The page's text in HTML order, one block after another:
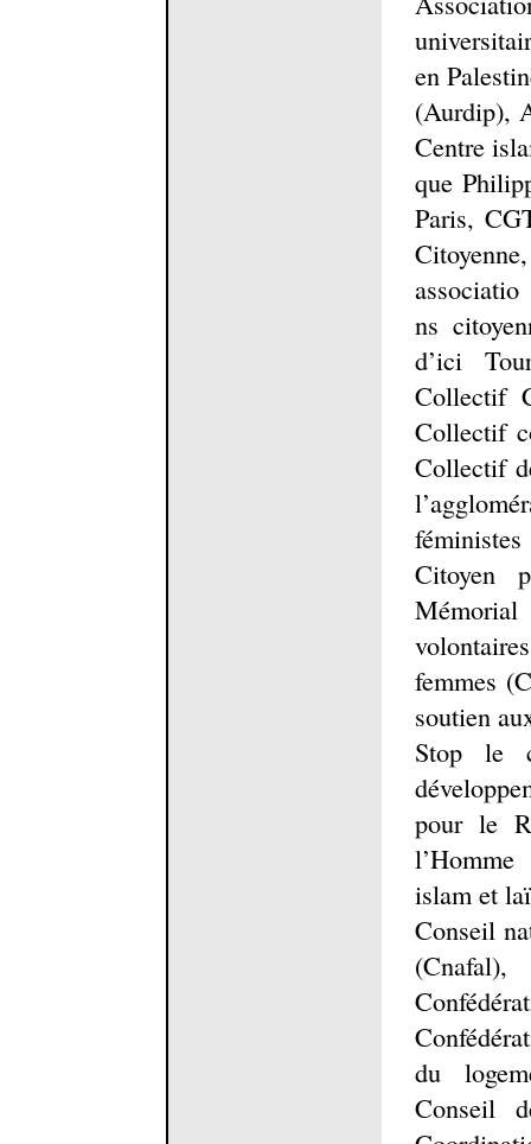
en
(Aurdip),
Centre
que
Paris,
associatio
ns
d’ici
Collectif
Collectif
Collectif
Citoyen
femmes
soutien
Stop le
pour le
islam et
Conseil
(Cnafal),
du
Conseil